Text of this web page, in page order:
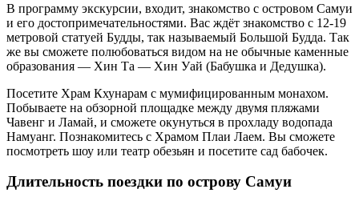
В программу экскурсии, входит, знакомство с островом Самуи
и его достопримечательностями. Вас ждёт знакомство с 12-19
метровой статуей Будды, так называемый Большой Будда. Так
же вы сможете полюбоваться видом на не обычные каменные
образования — Хин Та — Хин Уай (Бабушка и Дедушка).
Посетите Храм Кхунарам с мумифицированным монахом.
Побываете на обзорной площадке между двумя пляжами
Чавенг и Ламай, и сможете окунуться в прохладу водопада
Намуанг. Познакомитесь с Храмом Плаи Лаем. Вы сможете
посмотреть шоу или театр обезьян и посетите сад бабочек.
Длительность поездки по острову Самуи